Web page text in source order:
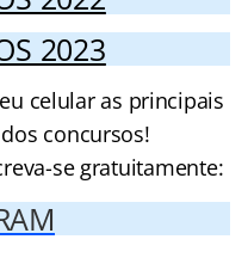
2023
celular as principais
concursos!
se gratuitamente: